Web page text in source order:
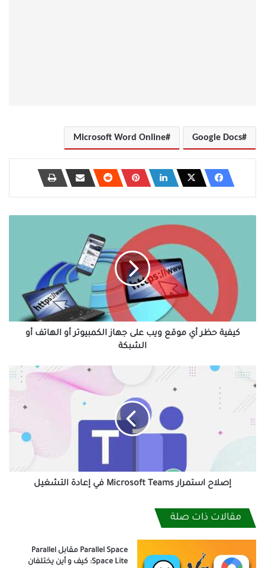
Google Docs
Microsoft Word Online
الكمبيوتر
أو
الهاتفكيفية حظر أي موقع ويب على جهاز الكمبيوتر أو الهاتف أو
الشبكة
إصلاح
استمرار
Microsoft
Teams
في
التشغيل
إصلاح استمرار Microsoft Teams في إعادة التشغيل
مقالات ذات صلة
Parallel Space مقابل Parallel
Space Lite: كيف و أين يختلفان